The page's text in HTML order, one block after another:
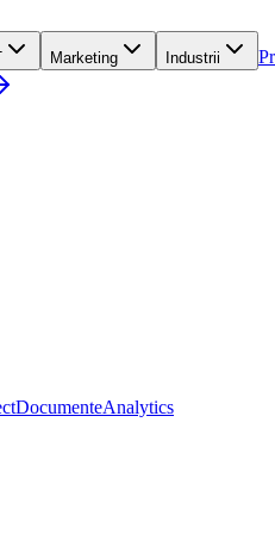
Marketing Industrii
DocumenteAnalytics